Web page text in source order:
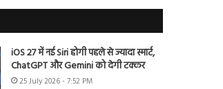
iOS 27 में नई Siri होगी पहले से ज्यादा स्मार्ट,
ChatGPT और Gemini को देगी टक्कर
25 July 2026 - 7:52 PM